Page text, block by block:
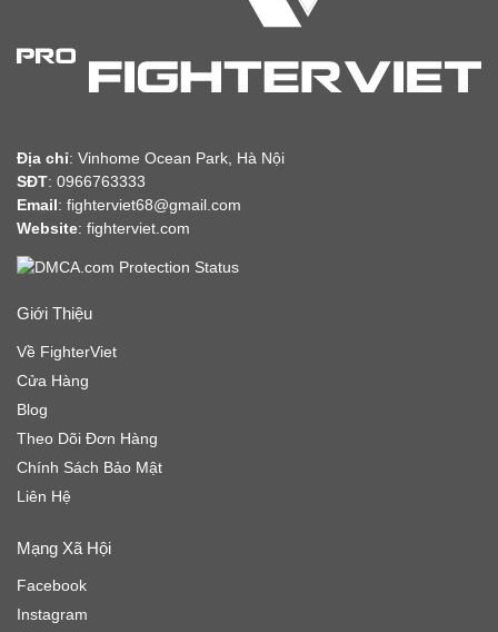
Địa chỉ: Vinhome Ocean Park, Hà Nội
SĐT: 0966763333
Email: fighterviet68@gmail.com
Website: fighterviet.com
Giới Thiệu
Về FighterViet
Cửa Hàng
Blog
Theo Dõi Đơn Hàng
Chính Sách Bảo Mật
Liên Hệ
Mạng Xã Hội
Facebook
Instagram